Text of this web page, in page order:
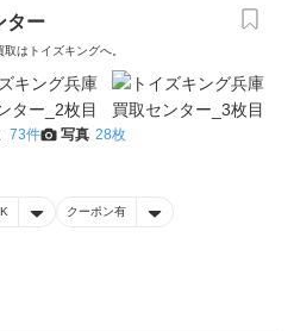
ター
はトイズキングへ。‎
73件 写真 28枚
クーポン有